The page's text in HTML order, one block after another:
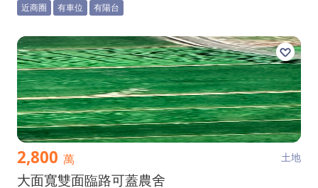
近商圈
有車位 有陽台
2,800 萬 土地
大面寬雙面臨路可蓋農舍